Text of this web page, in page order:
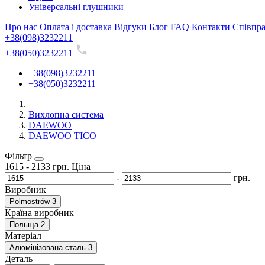
Універсальні глушники
Про нас Оплата і доставка Відгуки Блог FAQ Контакти
+38(098)3232211
+38(050)3232211
+38(098)3232211
+38(050)3232211
Вихлопна система
DAEWOO
DAEWOO TICO
Фільтр
1615 - 2133 грн. Ціна
-
грн.
Виробник
Polmostrów 3
Країна виробник
Польща 2
Матеріал
Алюмінізована сталь 3
Деталь